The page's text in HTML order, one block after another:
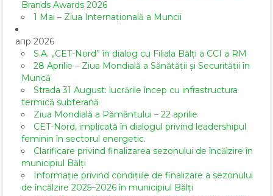
Brands Awards 2026
1 Mai – Ziua Internațională a Muncii
апр 2026
S.A. „CET-Nord” în dialog cu Filiala Bălți a CCI a RM
28 Aprilie – Ziua Mondială a Sănătății și Securității în
Muncă
Strada 31 August: lucrările încep cu infrastructura
termică subterană
Ziua Mondială a Pământului – 22 aprilie
CET-Nord, implicată în dialogul privind leadershipul
feminin în sectorul energetic.
Clarificare privind finalizarea sezonului de încălzire în
municipiul Bălți
Informație privind condițiile de finalizare a sezonului
de încălzire 2025–2026 în municipiul Bălți